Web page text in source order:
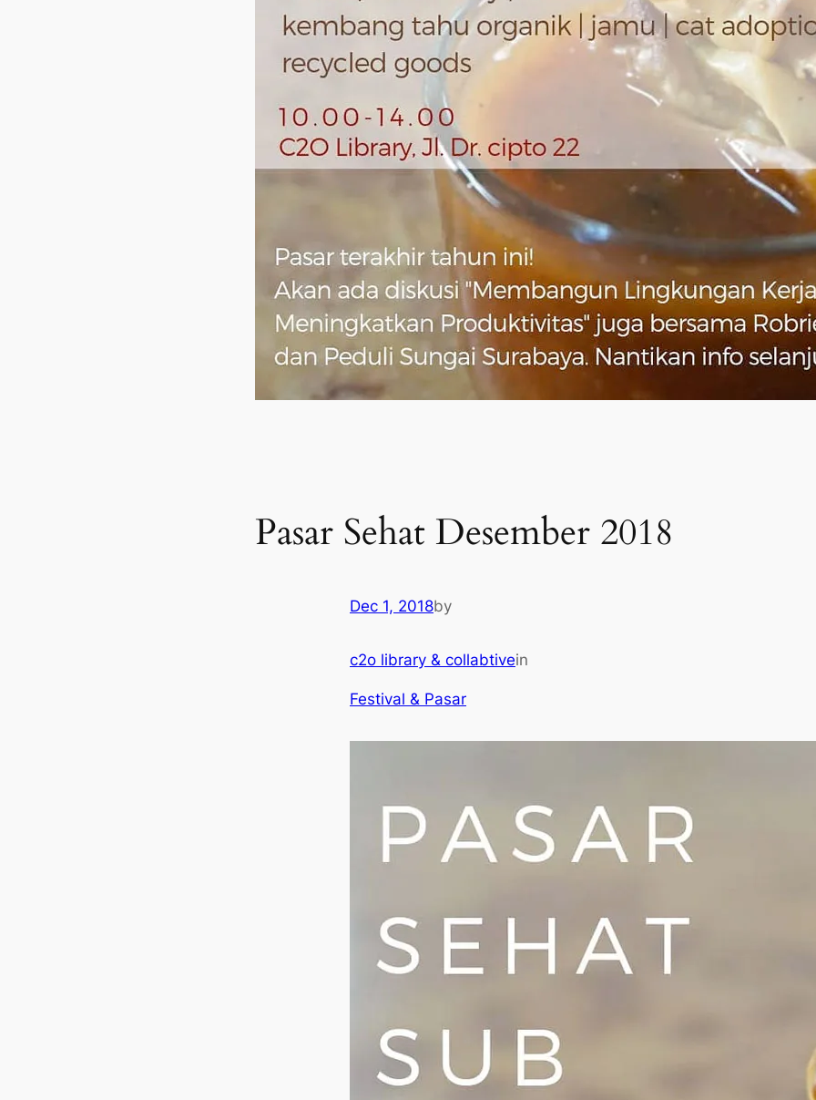
Pasar Sehat Desember 2018
Dec 1, 2018by
c2o library & collabtivein
Festival & Pasar